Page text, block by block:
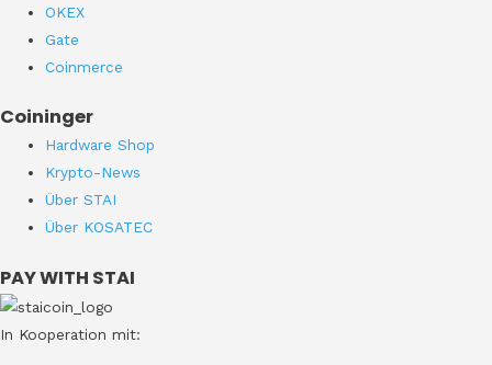
OKEX
Gate
Coinmerce
Coininger
Hardware Shop
Krypto-News
Über STAI
Über KOSATEC
PAY WITH STAI
In Kooperation mit: